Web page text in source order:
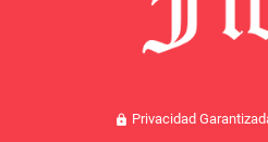
lock Privacidad